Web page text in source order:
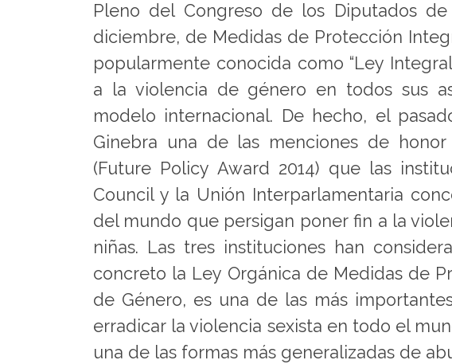
Pleno del Congreso de los Diputados
diciembre, de Medidas de Protección
popularmente conocida como “Ley
a la violencia de género en todos sus
modelo internacional. De hecho, el
Ginebra una de las menciones de
(Future Policy Award 2014) que las
Council y la Unión Interparlamentaria
del mundo que persigan poner fin a la
niñas. Las tres instituciones han
concreto la Ley Orgánica de Medidas de
de Género, es una de las más
erradicar la violencia sexista en todo el
una de las formas más generalizadas de